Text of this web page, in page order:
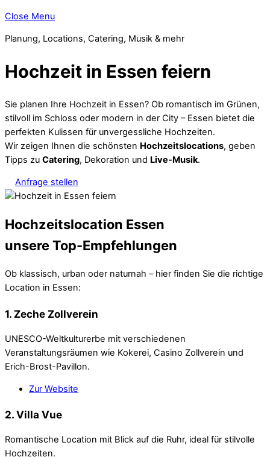
Close Menu
Planung, Locations, Catering, Musik & mehr
Hochzeit in Essen feiern
Sie planen Ihre Hochzeit in Essen? Ob romantisch im Grünen,
stilvoll im Schloss oder modern in der City – Essen bietet die
perfekten Kulissen für unvergessliche Hochzeiten.
Wir zeigen Ihnen die schönsten Hochzeitslocations, geben
Tipps zu Catering, Dekoration und Live-Musik.
Anfrage stellen
Hochzeitslocation Essen
unsere Top-Empfehlungen
Ob klassisch, urban oder naturnah – hier finden Sie die richtige
Location in Essen:
1. Zeche Zollverein
UNESCO-Weltkulturerbe mit verschiedenen
Veranstaltungsräumen wie Kokerei, Casino Zollverein und
Erich-Brost-Pavillon.
Zur Website
2. Villa Vue
Romantische Location mit Blick auf die Ruhr, ideal für stilvolle
Hochzeiten.